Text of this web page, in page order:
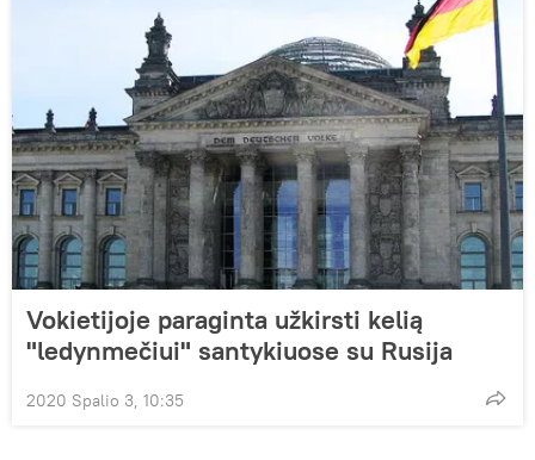
Vokietijoje paraginta užkirsti kelią
"ledynmečiui" santykiuose su Rusija
2020 Spalio 3, 10:35